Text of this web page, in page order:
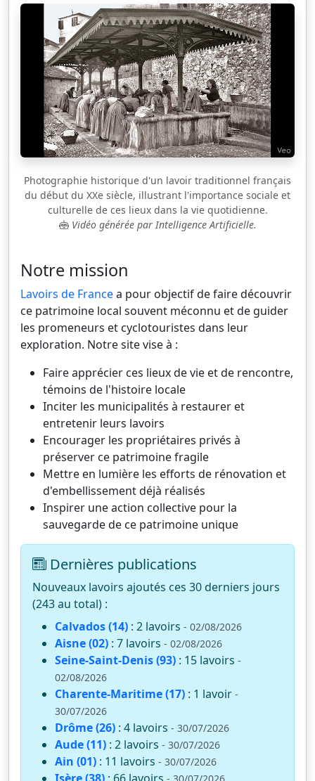
Photographie historique d'un lavoir traditionnel français
du début du XXe siècle, illustrant l'importance sociale et
culturelle de ces lieux dans la vie quotidienne.
Vidéo générée par Intelligence Artificielle.
Notre mission
Lavoirs de Francea pour objectif de faire découvrir
ce patrimoine local souvent méconnu et de guider
les promeneurs et cyclotouristes dans leur
exploration. Notre site vise à :
Faire apprécier ces lieux de vie et de rencontre,
témoins de l'histoire locale
Inciter les municipalités à restaurer et
entretenir leurs lavoirs
Encourager les propriétaires privés à
préserver ce patrimoine fragile
Mettre en lumière les efforts de rénovation et
d'embellissement déjà réalisés
Inspirer une action collective pour la
sauvegarde de ce patrimoine unique
Dernières publications
Nouveaux lavoirs ajoutés ces 30 derniers jours
(243 au total) :
Calvados (14) : 2 lavoirs - 02/08/2026
Aisne (02) : 7 lavoirs - 02/08/2026
Seine-Saint-Denis (93) : 15 lavoirs -
02/08/2026
Charente-Maritime (17) : 1 lavoir -
30/07/2026
Drôme (26) : 4 lavoirs - 30/07/2026
Aude (11) : 2 lavoirs - 30/07/2026
Ain (01) : 11 lavoirs - 30/07/2026